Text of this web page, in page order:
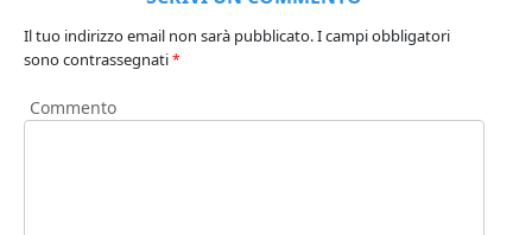
Il tuo indirizzo email non sarà pubblicato.I campi obbligatori
sono contrassegnati*
Commento